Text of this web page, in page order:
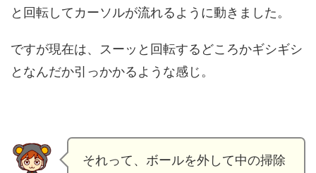
と回転してカーソルが流れるように動きました。
ですが現在は、スーッと回転するどころかギシギシ
となんだか引っかかるような感じ。
それって、ボールを外して中の掃除